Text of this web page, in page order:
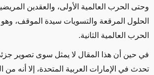
وحتى الحرب العالمية الأولى، والعقدين
الحلول المرقعة والتسويات سيدة الموقف،
الحرب العالمية الثانية.
في حين أن هذا المقال لا يمثل سوى تصوير
تحدث في الإمارات العربية المتحدة، إلا أنه